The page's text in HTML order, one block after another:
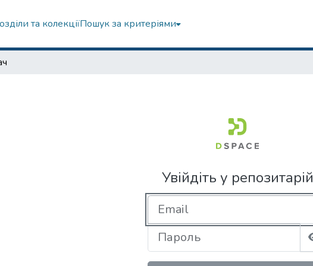
та колекціїПошук за критеріями
Увійдіть у репозитарій